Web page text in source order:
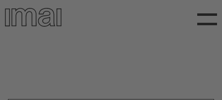
Direkt
zum
Inhalt